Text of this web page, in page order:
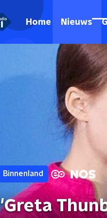
Home Nieuws
Binnenland
'Greta